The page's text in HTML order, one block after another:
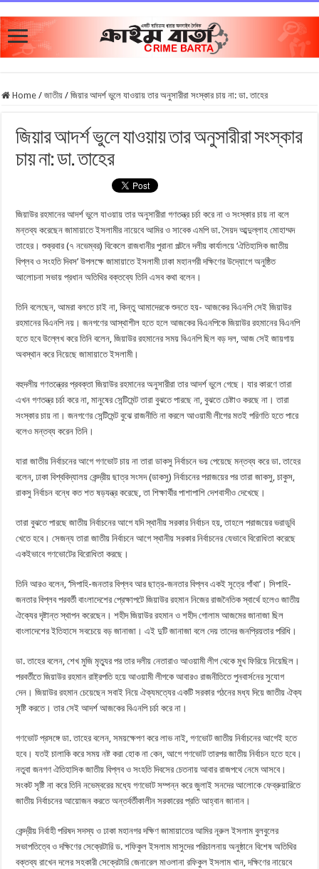
Home / জাতীয় / জিয়ার আদর্শ ভুলে যাওয়ায় তার অনুসারীরা সংস্কার চায় না: ডা. তাহের
জিয়ার আদর্শ ভুলে যাওয়ায় তার অনুসারীরা সংস্কার
চায় না: ডা. তাহের
জিয়াউর রহমানের আদর্শ ভুলে যাওয়ায় তার অনুসারীরা গণতন্ত্র চর্চা করে না ও সংস্কার চায় না বলে
মন্তব্য করেছেন জামায়াতে ইসলামীর নায়েবে আমির ও সাবেক এমপি ডা. সৈয়দ আব্দুল্লাহ মোহাম্মদ
তাহের। শুক্রবার (৭ নভেম্বর) বিকেলে রাজধানীর পুরানা পল্টনে দলীয় কার্যালয়ে ‘ঐতিহাসিক জাতীয়
বিপ্লব ও সংহতি দিবস’ উপলক্ষে জামায়াতে ইসলামী ঢাকা মহানগরী দক্ষিণের উদ্যোগে অনুষ্ঠিত
আলোচনা সভায় প্রধান অতিথির বক্তব্যে তিনি এসব কথা বলেন।
তিনি বলেছেন, আমরা বলতে চাই না, কিন্তু আমাদেরকে শুনতে হয়- আজকের বিএনপি সেই জিয়াউর
রহমানের বিএনপি নয়। জনগণের আস্থাশীল হতে হলে আজকের বিএনপিকে জিয়াউর রহমানের বিএনপি
হতে হবে উল্লেখ করে তিনি বলেন, জিয়াউর রহমানের সময় বিএনপি ছিল বড় দল, আজ সেই জায়গায়
অবস্থান করে নিয়েছে জামায়াতে ইসলামী।
বহুদলীয় গণতন্ত্রের প্রবক্তা জিয়াউর রহমানের অনুসারীরা তার আদর্শ ভুলে গেছে। যার কারণে তারা
এখন গণতন্ত্র চর্চা করে না, মানুষের সেন্টিমেন্ট তারা বুঝতে পারছে না, বুঝতে চেষ্টাও করছে না। তারা
সংস্কার চায় না। জনগণের সেন্টিমেন্ট বুঝে রাজনীতি না করলে আওয়ামী লীগের মতই পরিণতি হতে পারে
বলেও মন্তব্য করেন তিনি।
যারা জাতীয় নির্বাচনের আগে গণভোট চায় না তারা ডাকসু নির্বাচনে ভয় পেয়েছে মন্তব্য করে ডা. তাহের
বলেন, ঢাকা বিশ্ববিদ্যালয় কেন্দ্রীয় ছাত্র সংসদ (ডাকসু) নির্বাচনের পরাজয়ের পর তারা জাকসু, চাকুস,
রাকসু নির্বাচন বন্ধে কত শত ষড়যন্ত্র করেছে, তা শিক্ষার্থীর পাশাপাশি দেশবাসীও দেখেছে।
তারা বুঝতে পারছে জাতীয় নির্বাচনের আগে যদি স্থানীয় সরকার নির্বাচন হয়, তাহলে পরাজয়ের ভরাডুবি
খেতে হবে। সেজন্য তারা জাতীয় নির্বাচনে আগে স্থানীয় সরকার নির্বাচনের যেভাবে বিরোধিতা করেছে
একইভাবে গণভোটের বিরোধিতা করছে।
তিনি আরও বলেন, ‘সিপাহি-জনতার বিপ্লব আর ছাত্র-জনতার বিপ্লব একই সূত্রে গাঁথা’। সিপাহি-
জনতার বিপ্লব পরবর্তী বাংলাদেশের প্রেক্ষাপটে জিয়াউর রহমান নিজের রাজনৈতিক স্বার্থে হলেও জাতীয়
ঐক্যের দৃষ্টান্ত স্থাপন করেছেন। শহীদ জিয়াউর রহমান ও শহীদ গোলাম আজমের জানাজা ছিল
বাংলাদেশের ইতিহাসে সবচেয়ে বড় জানাজা। এই দুটি জানাজা বলে দেয় তাদের জনপ্রিয়তার পরিধি।
ডা. তাহের বলেন, শেখ মুজি মৃত্যুর পর তার দলীয় নেতারাও আওয়ামী লীগ থেকে মুখ ফিরিয়ে নিয়েছিল।
পরবর্তীতে জিয়াউর রহমান রাষ্ট্রপতি হয়ে আওয়ামী লীগকে আবারও রাজনীতিতে পুনবার্সনের সুযোগ
দেন। জিয়াউর রহমান চেয়েছেন সবাই নিয়ে ঐক্যমত্যের একটি সরকার গঠনের মধ্য দিয়ে জাতীয় ঐক্য
সৃষ্টি করতে। তার সেই আদর্শ আজকের বিএনপি চর্চা করে না।
গণভোট প্রসঙ্গে ডা. তাহের বলেন, সময়ক্ষেপণ করে লাভ নাই, গণভোট জাতীয় নির্বাচনের আগেই হতে
হবে। যতই চালাকি করে সময় নষ্ট করা হোক না কেন, আগে গণভোট তারপর জাতীয় নির্বাচন হতে হবে।
নতুবা জনগণ ঐতিহাসিক জাতীয় বিপ্লব ও সংহতি দিবসের চেতনায় আবার রাজপথে নেমে আসবে।
সংকট সৃষ্টি না করে তিনি নভেম্বরের মধ্যে গণভোট সম্পন্ন করে জুলাই সনদের আলোকে ফেব্রুয়ারিতে
জাতীয় নির্বাচনের আয়োজন করতে অন্তর্বর্তীকালীন সরকারের প্রতি আহ্বান জানান।
কেন্দ্রীয় নির্বাহী পরিষদ সদস্য ও ঢাকা মহানগর দক্ষিণ জামায়াতের আমির নূরুল ইসলাম বুলবুলের
সভাপতিত্বে ও দক্ষিণের সেক্রেটারি ড. শফিকুল ইসলাম মাসুদের পরিচালনায় অনুষ্ঠানে বিশেষ অতিথির
বক্তব্য রাখেন দলের সহকারী সেক্রেটারি জেনারেল মাওলানা রফিকুল ইসলাম খান, দক্ষিণের নায়েবে